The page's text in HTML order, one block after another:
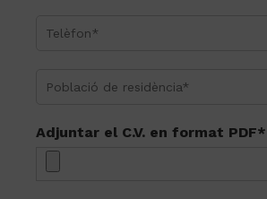
Adjuntar el C.V. en format
les dades
la informació que,
qualsevol dels